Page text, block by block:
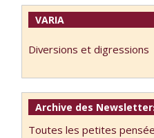
VARIA
Diversions et digressions
Archive des
Toutes les petites